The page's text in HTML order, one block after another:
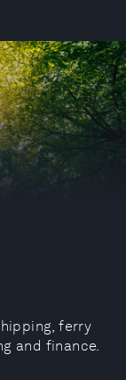
ferry
and finance.